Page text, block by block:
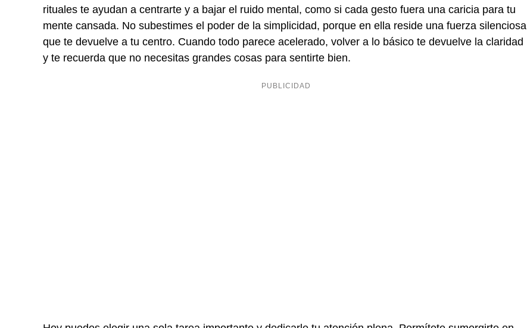
rituales te ayudan a centrarte y a bajar el ruido mental, como si cada gesto fuera una caricia para tu
mente cansada. No subestimes el poder de la simplicidad, porque en ella reside una fuerza silenciosa
que te devuelve a tu centro. Cuando todo parece acelerado, volver a lo básico te devuelve la claridad
y te recuerda que no necesitas grandes cosas para sentirte bien.